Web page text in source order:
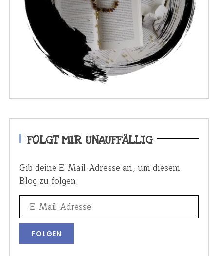
FOLGT MIR UNAUFFÄLLIG
Gib deine E-Mail-Adresse an, um diesem
Blog zu folgen.